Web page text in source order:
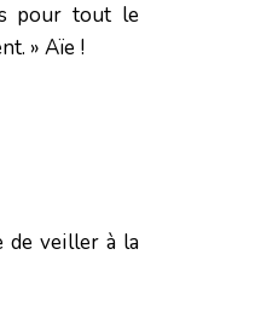
pour tout le
» Aïe !
de veiller à la